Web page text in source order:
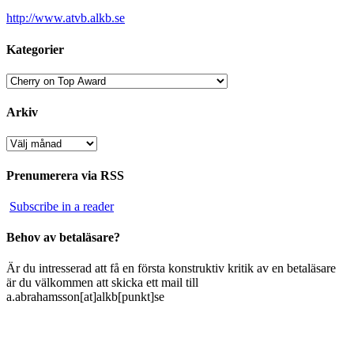
http://www.atvb.alkb.se
Kategorier
Kategorier
Arkiv
Arkiv
Prenumerera via RSS
Subscribe in a reader
Behov av betaläsare?
Är du intresserad att få en första konstruktiv kritik av en betaläsare
är du välkommen att skicka ett mail till
a.abrahamsson[at]alkb[punkt]se